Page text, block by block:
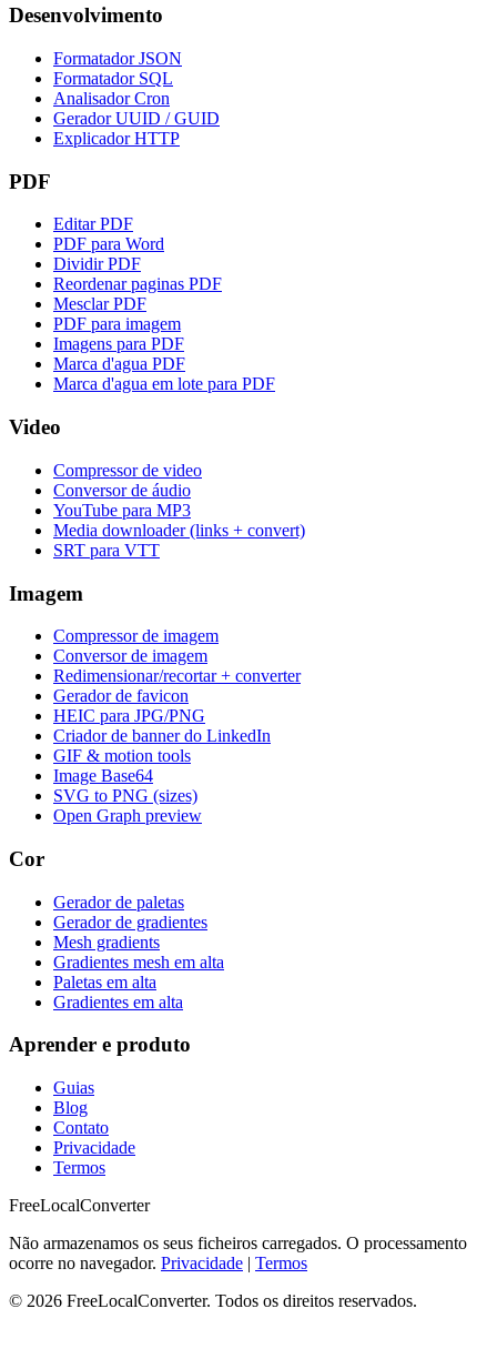
Desenvolvimento
Formatador JSON
Formatador SQL
Analisador Cron
Gerador UUID / GUID
Explicador HTTP
PDF
Editar PDF
PDF para Word
Dividir PDF
Reordenar paginas PDF
Mesclar PDF
PDF para imagem
Imagens para PDF
Marca d'agua PDF
Marca d'agua em lote para PDF
Video
Compressor de video
Conversor de áudio
YouTube para MP3
Media downloader (links + convert)
SRT para VTT
Imagem
Compressor de imagem
Conversor de imagem
Redimensionar/recortar + converter
Gerador de favicon
HEIC para JPG/PNG
Criador de banner do LinkedIn
GIF & motion tools
Image Base64
SVG to PNG (sizes)
Open Graph preview
Cor
Gerador de paletas
Gerador de gradientes
Mesh gradients
Gradientes mesh em alta
Paletas em alta
Gradientes em alta
Aprender e produto
Guias
Blog
Contato
Privacidade
Termos
FreeLocalConverter
Não armazenamos os seus ficheiros carregados. O processamento
ocorre no navegador. Privacidade | Termos
© 2026 FreeLocalConverter. Todos os direitos reservados.